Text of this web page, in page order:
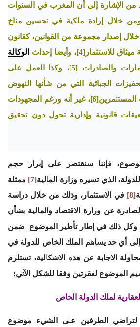
من الإشارة إلى أن المغرب في السنوات
ومن خلال إرادة ملكية في تحسين مناخ
إصدار مجموعة من القوانين، كقانون
[4] ، وأيضا إحداث
الوكالة
والصادرات [5]
، وكذا العمل على
الجبائية التي من شأنها النهوض
المستثمرين[6]
، غير أنه ورغم المجهودات
قانونية وإدارية تحول دون تحقيق
فإننا سنقتصر على إبراز حجم
الذي تسيره وزارة المالية[7]
ممثلة
[8]
في الاستثمار، وذلك من خلال دراسة
الصادرة عن وزارة الاقتصاد والمالية بشأن
وكل ذلك في إطار تأطير الموضوع ضمن
أي حد يساهم الملك الخاص للدولة في
الاجابة عن هذه الاشكالية، تستلزم
الموضوع لفقرتين وفقا للشكل الآتي:
العقارية لملك الدولة الخاص
الطرفين على الشيء موضوع